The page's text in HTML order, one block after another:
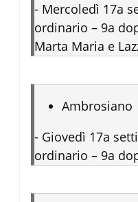
- Mercoledì 17a
ordinario – 9a
Marta Maria e
Ambrosiano
- Giovedì 17a
ordinario – 9a